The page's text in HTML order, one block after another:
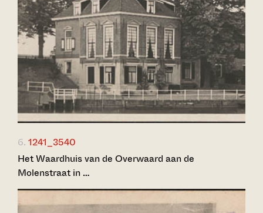
6. 1241_3540
Het Waardhuis van de Overwaard aan de
Molenstraat in …